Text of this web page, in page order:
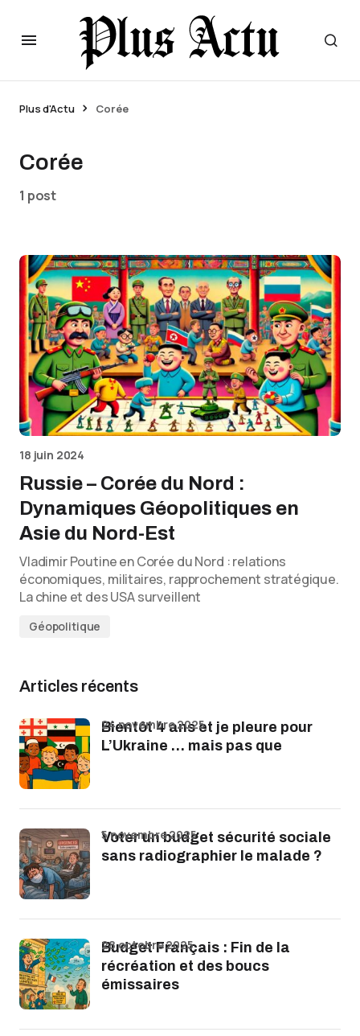
Plus d'Actu Corée
Corée
1 post
18 juin 2024
Russie – Corée du Nord :
Dynamiques Géopolitiques en
Asie du Nord-Est
Vladimir Poutine en Corée du Nord : relations
économiques, militaires, rapprochement stratégique.
La chine et des USA surveillent
Géopolitique
Articles récents
Bientôt 4 ans et je pleure pour
L’Ukraine … mais pas que
24 novembre 2025
Voter un budget sécurité sociale
sans radiographier le malade ?
5 novembre 2025
Budget Français : Fin de la
récréation et des boucs
émissaires
28 octobre 2025